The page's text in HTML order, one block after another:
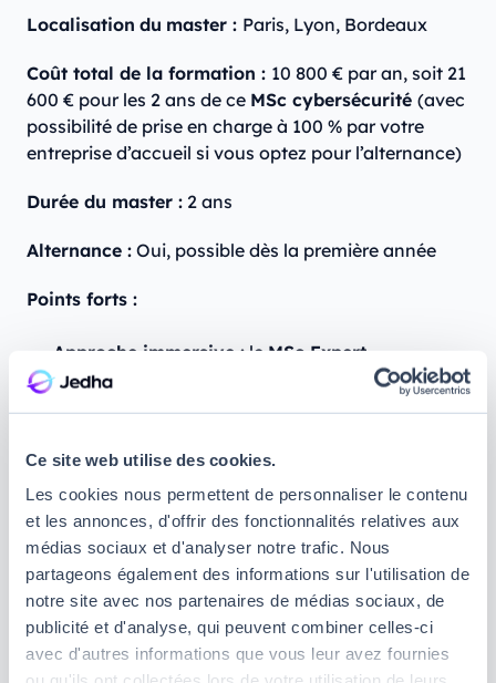
Ce site web utilise des cookies.
Les cookies nous permettent de personnaliser le contenu
et les annonces, d'offrir des fonctionnalités relatives aux
médias sociaux et d'analyser notre trafic. Nous
partageons également des informations sur l'utilisation de
notre site avec nos partenaires de médias sociaux, de
publicité et d'analyse, qui peuvent combiner celles-ci
avec d'autres informations que vous leur avez fournies
Localisation du master : Paris, Lyon, Bordeaux
Coût total de la formation : 10 800 € par an, soit 21
600 € pour les 2 ans de ce MSc cybersécurité (avec
possibilité de prise en charge à 100 % par votre
entreprise d’accueil si vous optez pour l’alternance)
Durée du master : 2 ans
Alternance : Oui, possible dès la première année
Points forts :
Approche immersive : le MSc Expert
Cybersecurité
de la Guardia School est conçu
théorique et application pratique grâce à une
pédagogie par projets.
Pédagogie par projets :avec près de 20 projets
réalisés sur deux ans, le master valorise
l'apprentissage actif. Chaque projet contribue à
un book de compétences, témoignant des
savoir-faire acquis. Cette approche est renforcée
par l'intervention de professionnels du secteur,